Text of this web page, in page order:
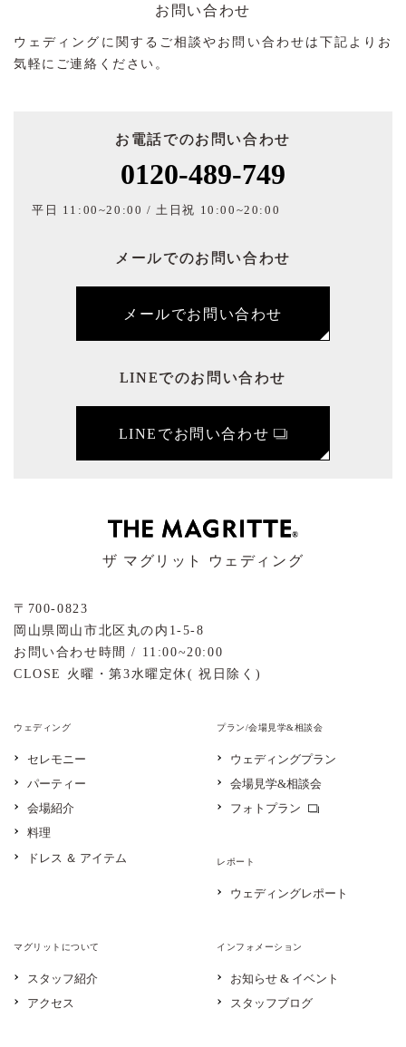
お問い合わせ
ウェディングに関するご相談やお問い合わせは下記よりお
気軽にご連絡ください。
お電話でのお問い合わせ
0120-489-749
平日 11:00~20:00 / 土日祝 10:00~20:00
メールでのお問い合わせ
メールでお問い合わせ
LINEでのお問い合わせ
LINEでお問い合わせ
ザ マグリット ウェディング
〒700-0823
岡山県岡山市北区丸の内1-5-8
お問い合わせ時間 / 11:00~20:00
CLOSE 火曜・第3水曜定休( 祝日除く)
ウェディング
セレモニー
パーティー
会場紹介
料理
ドレス ＆ アイテム
プラン/会場見学&相談会
ウェディングプラン
会場見学&相談会
フォトプラン
レポート
ウェディングレポート
マグリットについて
スタッフ紹介
アクセス
インフォメーション
お知らせ & イベント
スタッフブログ